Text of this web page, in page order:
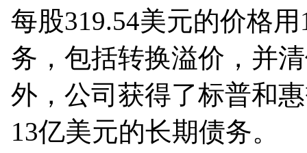
每股319.54美元的价格
务，包括转换溢价，并
外，公司获得了标普和
13亿美元的长期债务。